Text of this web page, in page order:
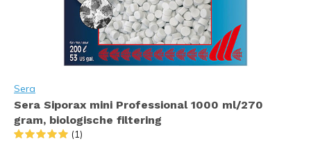
Sera
Sera Siporax mini Professional 1000 ml/270
gram, biologische filtering
(1)